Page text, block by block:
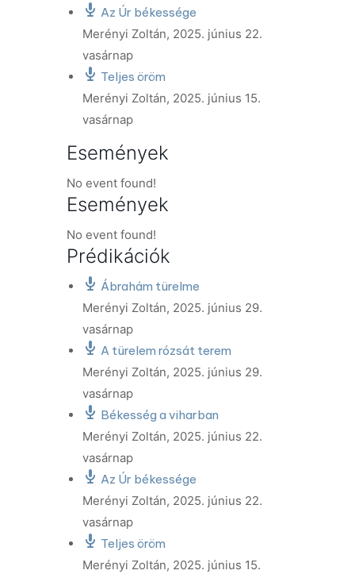
Az Úr békessége
Merényi Zoltán, 2025. június 22.
vasárnap
Teljes öröm
Merényi Zoltán, 2025. június 15.
vasárnap
Események
No event found!
Események
No event found!
Prédikációk
Ábrahám türelme
Merényi Zoltán, 2025. június 29.
vasárnap
A türelem rózsát terem
Merényi Zoltán, 2025. június 29.
vasárnap
Békesség a viharban
Merényi Zoltán, 2025. június 22.
vasárnap
Az Úr békessége
Merényi Zoltán, 2025. június 22.
vasárnap
Teljes öröm
Merényi Zoltán, 2025. június 15.